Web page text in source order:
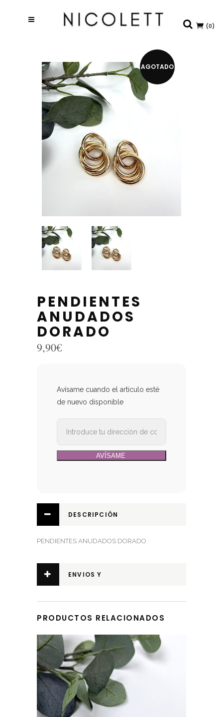
(0)
AGOTADO
PENDIENTES
ANUDADOS
DORADO
9,90€
Avísame cuando el artículo esté
de nuevo disponible
DESCRIPCIÓN
PENDIENTES ANUDADOS DORADO
ENVIOS Y
PRODUCTOS RELACIONADOS